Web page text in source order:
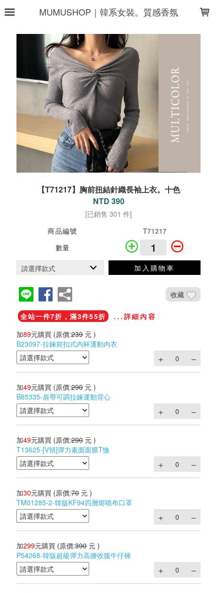
MUMUSHOP｜韓系女裝。質感香氛
【T71217】胸前扭結針織長袖上衣。十色
NTD 390
[已銷售 301 件]
商品編號
T71217
數量
加入購物車
收藏
全站一件7折，滿3件55折
...詳細內容
加89元購買 (原價:239 元 )
B23097-拉鍊前扣式內杯運動內衣
加49元購買 (原價:290 元 )
B85335-肩帶可調拉鍊運動背心
加49元購買 (原價:290 元 )
T13625-[V領]彈力素面面膜T恤
加30元購買 (原價:70 元 )
TM01285-2-韓版KF94四層熔噴布口罩
加299元購買 (原價:390 元 )
P54268-韓版超級彈力高腰收腹牛仔褲